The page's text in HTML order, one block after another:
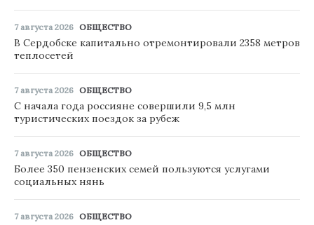
7 августа 2026 ОБЩЕСТВО
В Сердобске капитально отремонтировали 2358 метров
теплосетей
7 августа 2026 ОБЩЕСТВО
С начала года россияне совершили 9,5 млн
туристических поездок за рубеж
7 августа 2026 ОБЩЕСТВО
Более 350 пензенских семей пользуются услугами
социальных нянь
7 августа 2026 ОБЩЕСТВО